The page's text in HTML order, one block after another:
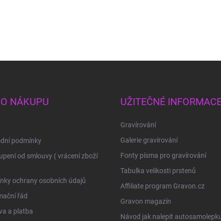
NÁKUPU
podmínky
od smlouvy ( vrácení zboží
ochrany osobních údajů
řád
a platba
UŽITEČNÉ
Gravírování
Galerie gravírování
Fonty písma pro gravírování
Tabulka velikosti prstenů
Affiliate program Gravon.cz
Gravon magazín
Návod jak nalepit